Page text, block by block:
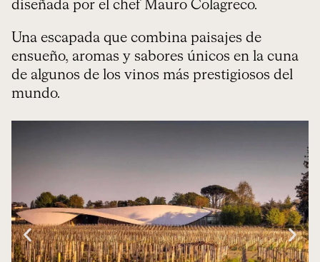
diseñada por el chef Mauro Colagreco.
Una escapada que combina paisajes de
ensueño, aromas y sabores únicos en la cuna
de algunos de los vinos más prestigiosos del
mundo.